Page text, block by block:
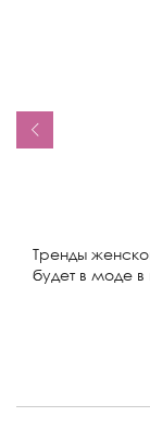
Тренды
будет в моде